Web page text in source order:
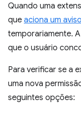
Quando uma
que aciona um aviso
temporariamente.
que o usuário
Para verificar se a
uma nova
seguintes opções: